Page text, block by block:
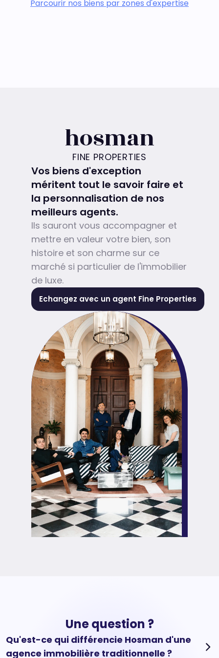
Parcourir nos biens par zones d'expertise
hosman
FINE PROPERTIES
Vos biens d'exception
méritent tout le savoir faire et
la personnalisation de nos
meilleurs agents.
Ils sauront vous accompagner et
mettre en valeur votre bien, son
histoire et son charme sur ce
marché si particulier de l'immobilier
de luxe.
Echangez avec un agent Fine Properties
Une question ?
Qu'est-ce qui différencie Hosman d'une
agence immobilière traditionnelle ?